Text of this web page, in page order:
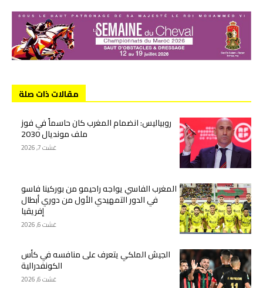
مقالات ذات صلة
روبياليس: انضمام المغرب كان حاسماً في فوز
ملف مونديال 2030
غشت 7, 2026
المغرب الفاسي يواجه راحيمو من بوركينا فاسو
في الدور التمهيدي الأول من دوري أبطال
إفريقيا
غشت 6, 2026
الجيش الملكي يتعرف على منافسه في كأس
الكونفدرالية
غشت 6, 2026